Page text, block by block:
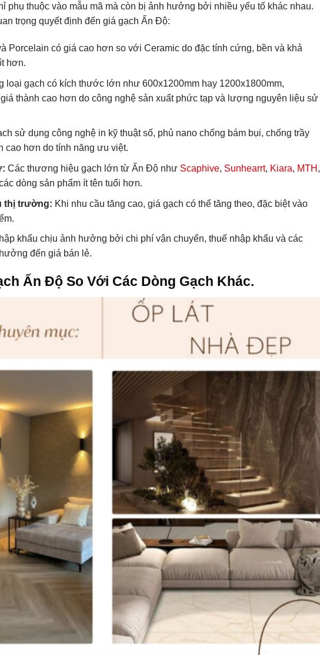
phụ thuộc vào mẫu mã mà còn bị ảnh hưởng bởi nhiều yếu tố khác nhau.
trọng quyết định đến giá gạch Ấn Độ:
Porcelain có giá cao hơn so với Ceramic do đặc tính cứng, bền và khả
hơn.
loại gạch có kích thước lớn như 600x1200mm hay 1200x1800mm,
thành cao hơn do công nghệ sản xuất phức tạp và lượng nguyên liệu sử
sử dụng công nghệ in kỹ thuật số, phủ nano chống bám bụi, chống trầy
cao hơn do tính năng ưu việt.
Các thương hiệu gạch lớn từ Ấn Độ như Scaphive, Sunhearrt, Kiara, MTH ,
dòng sản phẩm ít tên tuổi hơn.
thị trường: Khi nhu cầu tăng cao, giá gạch có thể tăng theo, đặc biệt vào
khẩu chịu ảnh hưởng bởi chi phí vận chuyển, thuế nhập khẩu và các
đến giá bán lẻ.
Ấn Độ So Với Các Dòng Gạch Khác.